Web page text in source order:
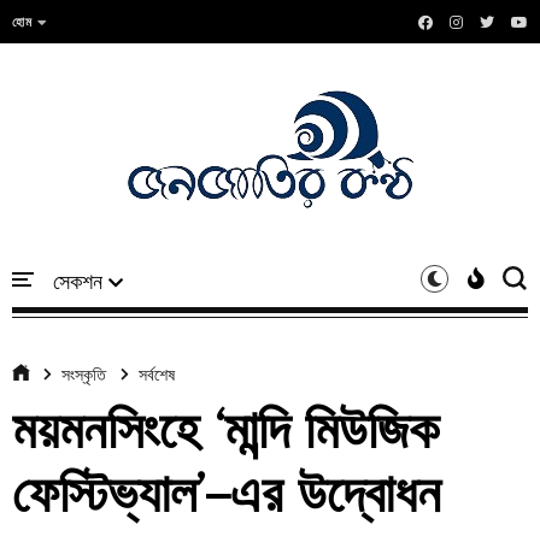
হোম
সংস্কৃতি সর্বশেষ
ময়মনসিংহে ‘মান্দি মিউজিক
ফেস্টিভ্যাল’–এর উদ্বোধন